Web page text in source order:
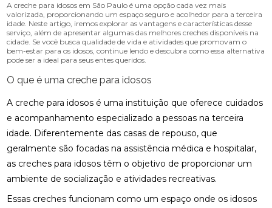
A creche para idosos em São Paulo é uma opção cada vez mais
valorizada, proporcionando um espaço seguro e acolhedor para a terceira
idade. Neste artigo, iremos explorar as vantagens e características desse
serviço, além de apresentar algumas das melhores creches disponíveis na
cidade. Se você busca qualidade de vida e atividades que promovam o
bem-estar para os idosos, continue lendo e descubra como essa alternativa
pode ser a ideal para seus entes queridos.
O que é uma creche para idosos
A creche para idosos é uma instituição que oferece cuidados
e acompanhamento especializado a pessoas na terceira
idade. Diferentemente das casas de repouso, que
geralmente são focadas na assistência médica e hospitalar,
as creches para idosos têm o objetivo de proporcionar um
ambiente de socialização e atividades recreativas.
Essas creches funcionam como um espaço onde os idosos